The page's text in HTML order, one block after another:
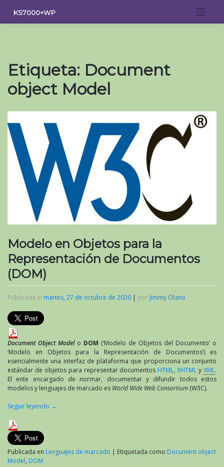
contenido
KS7000+WP
Etiqueta: Document
object Model
Modelo en Objetos para la
Representación de Documentos
(DOM)
Publicada el martes, 27 de octubre de 2020 | por Jimmy Olano
Document Object Modelo DOM (‘Modelo de Objetos del Documento’ o
‘Modelo en Objetos para la Representación de Documentos’) es
esencialmente una interfaz de plataforma que proporciona un conjunto
estándar de objetos para representar documentos HTML,XHTML yXML.
El ente encargado de normar, documentar y difundir todos estos
modelos y lenguajes de marcado es World Wide Web Consortium (W3C).
Seguir leyendo →
Publicada en Lenguajes de marcado | Etiquetada como Document object
Model, DOM